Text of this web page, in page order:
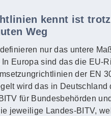
kennt ist
Weg
nur das untere
In Europa sind das die EU-
der EN
wird das in Deutschland
für Bundesbehörden
jeweilige Landes-BITV,